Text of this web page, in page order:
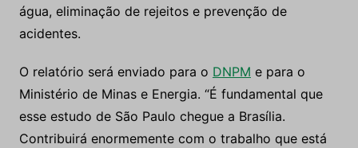
água, eliminação de rejeitos e prevenção de
acidentes.
O relatório será enviado para o DNPM e para o
Ministério de Minas e Energia. “É fundamental que
esse estudo de São Paulo chegue a Brasília.
Contribuirá enormemente com o trabalho que está